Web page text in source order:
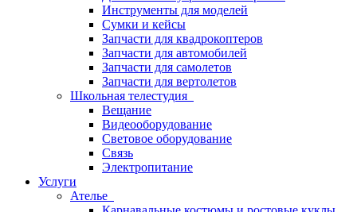
Инструменты для моделей
Сумки и кейсы
Запчасти для квадрокоптеров
Запчасти для автомобилей
Запчасти для самолетов
Запчасти для вертолетов
Школьная телестудия
Вещание
Видеооборудование
Световое оборудование
Связь
Электропитание
Услуги
Ателье